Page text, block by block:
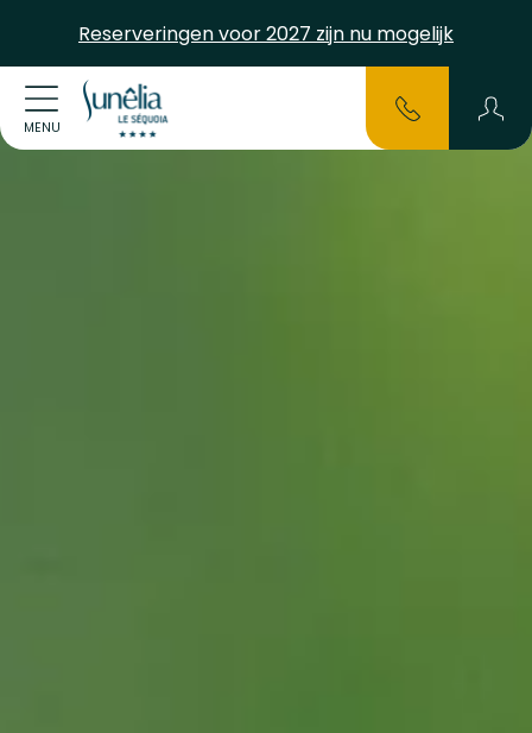
Reserveringen voor 2027 zijn nu mogelijk
MENU